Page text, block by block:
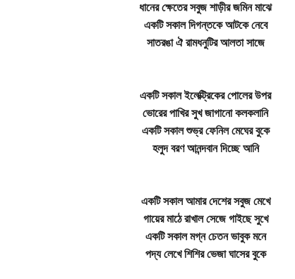
ধানের ক্ষেতের সবুজ শাড়ীর জমিন মাঝে
একটি সকাল দিগন্তকে আটকে নেবে
সাতরঙা ঐ রামধনুটির আলতা সাজে
একটি সকাল ইলেক্ট্রিকের পোলের উপর
ভোরের পাখির সুখ জাগানো কলকলানি
একটি সকাল শুভ্র ফেনিল মেঘের বুকে
হলুদ বরণ আনন্দবান দিচ্ছে আনি
একটি সকাল আমার দেশের সবুজ মেখে
গায়ের মাঠে রাখাল সেজে গাইছে সুখে
একটি সকাল মগ্ন চেতন ভাবুক মনে
পদ্য লেখে শিশির ভেজা ঘাসের বুকে